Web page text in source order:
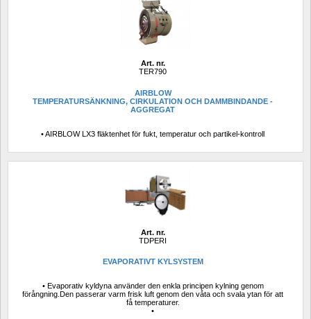
Art. nr.
TER790
AIRBLOW
TEMPERATURSÄNKNING, CIRKULATION OCH DAMMBINDANDE -
AGGREGAT
• AIRBLOW LX3 fläktenhet för fukt, temperatur och partikel-kontroll
Art. nr.
TDPERI
EVAPORATIVT KYLSYSTEM
• Evaporativ kyldyna använder den enkla principen kylning genom
förångning.Den passerar varm frisk luft genom den våta och svala ytan för att
få temperaturer.
•